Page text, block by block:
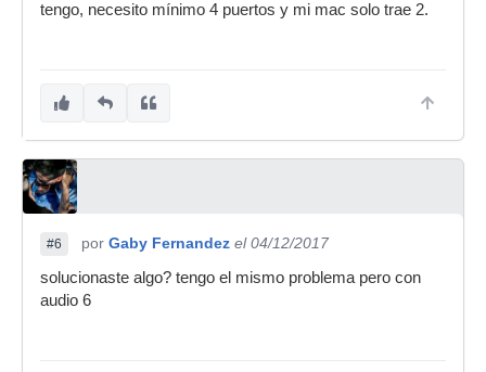
tengo, necesito mínimo 4 puertos y mi mac solo trae 2.
#6 por Gaby Fernandez el 04/12/2017
solucionaste algo? tengo el mismo problema pero con
audio 6